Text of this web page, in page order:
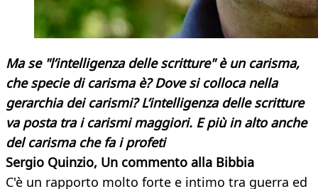
Ma se "l’intelligenza delle scritture" è un carisma,
che specie di carisma è? Dove si colloca nella
gerarchia dei carismi? L’intelligenza delle scritture
va posta tra i carismi maggiori. E più in alto anche
del carisma che fa i profeti
Sergio Quinzio, Un commento alla Bibbia
C'è un rapporto molto forte e intimo tra guerra ed